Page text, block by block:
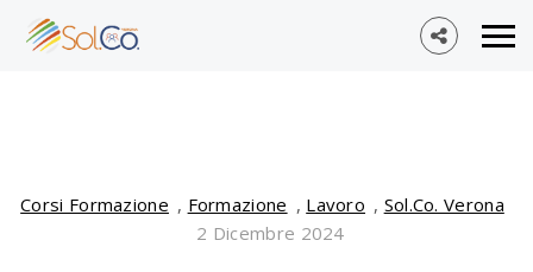
Corsi Formazione , Formazione , Lavoro , Sol.Co. Verona
2 Dicembre 2024